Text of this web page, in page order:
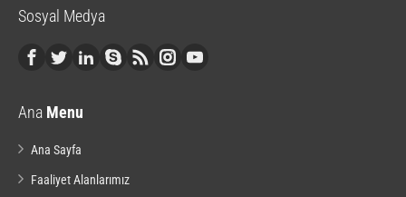
Sosyal Medya
Ana Menu
Ana Sayfa
Faaliyet Alanlarımız